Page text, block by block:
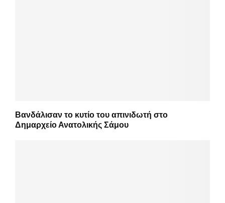
Βανδάλισαν το κυτίο του απινιδωτή στο
Δημαρχείο Ανατολικής Σάμου